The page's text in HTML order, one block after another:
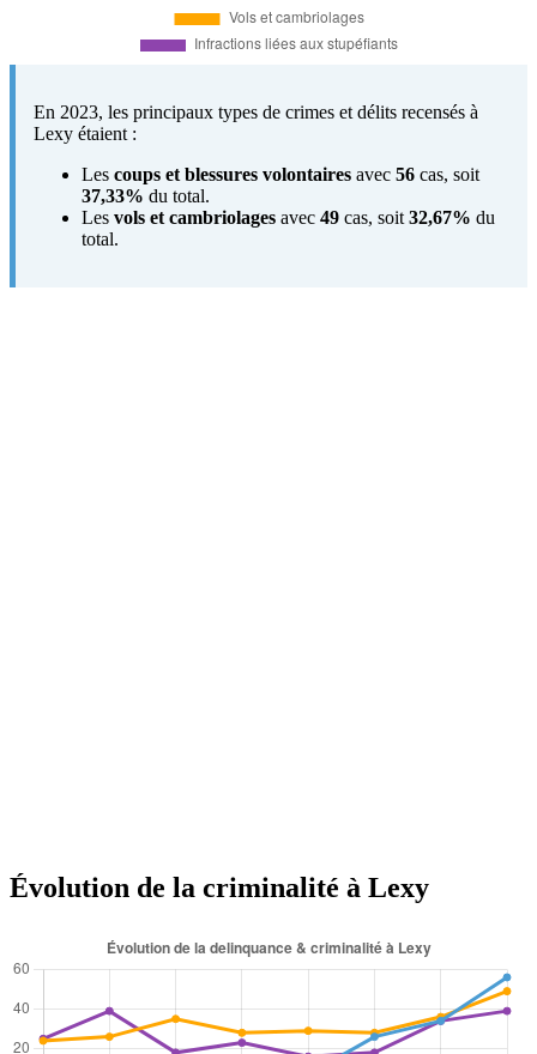
En 2023, les principaux types de crimes et délits recensés à
Lexy étaient :
Les coups et blessures volontaires avec 56 cas, soit
37,33% du total.
Les vols et cambriolages avec 49 cas, soit 32,67% du
total.
Évolution de la criminalité à Lexy